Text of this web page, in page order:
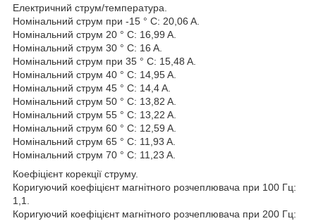
Електричний струм/температура.
Номінальний струм при -15 ° C: 20,06 A.
Номінальний струм 20 ° C: 16,99 A.
Номінальний струм 30 ° C: 16 A.
Номінальний струм при 35 ° C: 15,48 A.
Номінальний струм 40 ° C: 14,95 A.
Номінальний струм 45 ° C: 14,4 A.
Номінальний струм 50 ° C: 13,82 A.
Номінальний струм 55 ° C: 13,22 A.
Номінальний струм 60 ° C: 12,59 A.
Номінальний струм 65 ° C: 11,93 A.
Номінальний струм 70 ° C: 11,23 A.
Коефіцієнт корекції струму.
Коригуючий коефіцієнт магнітного розчеплювача при 100 Гц:
1,1.
Коригуючий коефіцієнт магнітного розчеплювача при 200 Гц: